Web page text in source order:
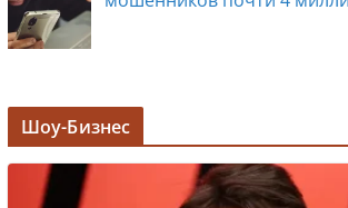
Задержана мэр Кургана
её кабинете прошли
Шоу-Бизнес